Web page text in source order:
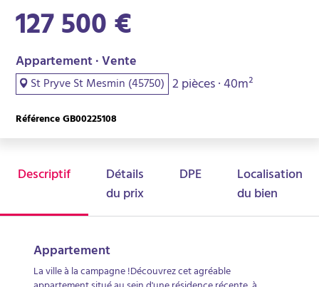
Appartement · Vente
St Pryve St Mesmin (45750) 2 pièces · 40m²
127 500 €
Référence GB00225108
Descriptif Détails
du prix
DPE Localisation
du bien
Appartement
La ville à la campagne !Découvrez cet agréable